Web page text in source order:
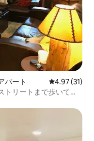
パート レビュー31
4.97 (31)
トリートまで歩いて行